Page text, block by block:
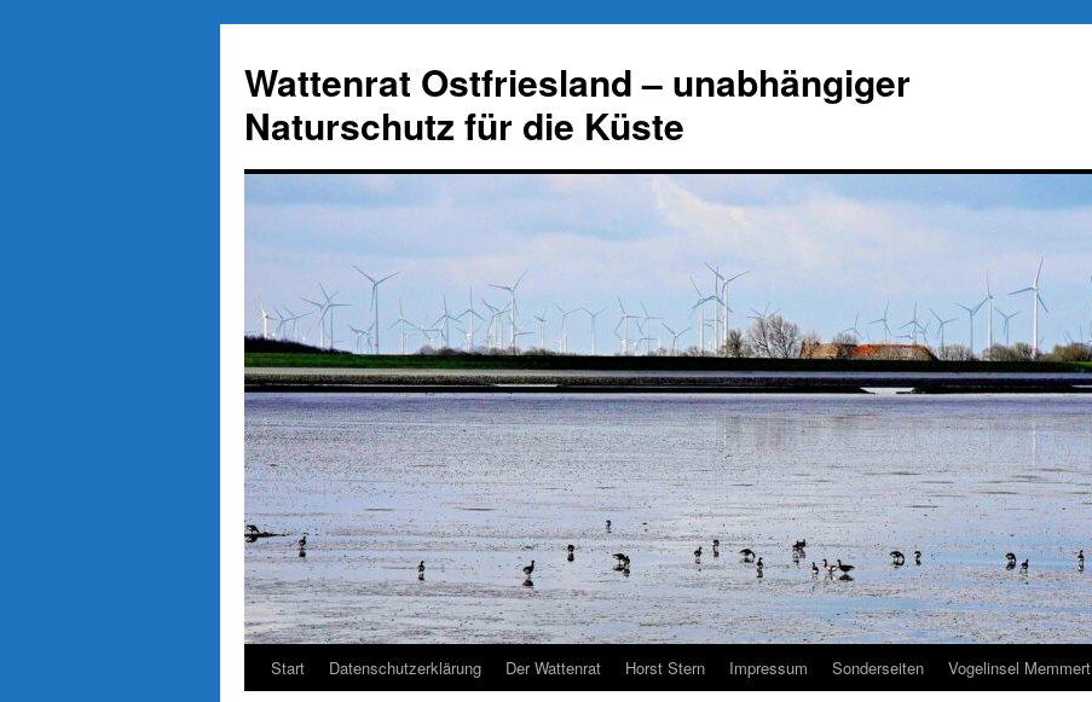
springen
Wattenrat Ostfriesland – unabhängiger
Naturschutz für die Küste
Start Datenschutzerklärung Der Wattenrat Horst Stern Impressum Sonderseiten Vogelinsel Memmert